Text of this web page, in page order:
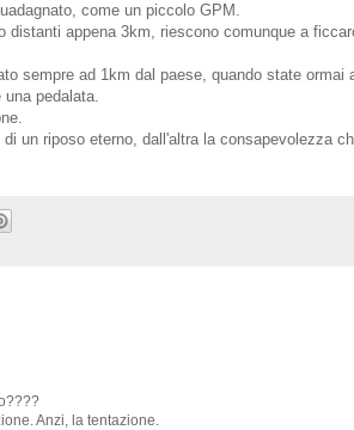
come un piccolo GPM.
distanti appena 3km, riescono comunque a
sempre ad 1km dal paese, quando state ormai
una pedalata.
di un riposo eterno, dall'altra la consapevolezza
Anzi, la tentazione.